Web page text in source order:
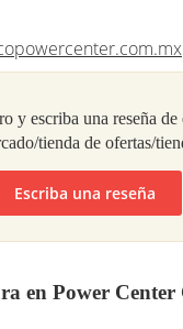
y escriba una reseña de
tienda de ofertas/
Escriba una reseña
en Power Center